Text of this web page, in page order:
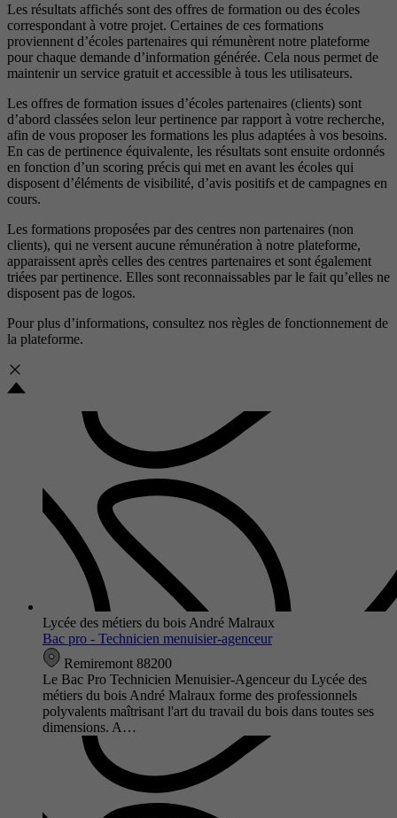
Les résultats affichés sont des offres de formation ou des écoles
correspondant à votre projet. Certaines de ces formations
proviennent d’écoles partenaires qui rémunèrent notre plateforme
pour chaque demande d’information générée. Cela nous permet de
maintenir un service gratuit et accessible à tous les utilisateurs.
Les offres de formation issues d’écoles partenaires (clients) sont
d’abord classées selon leur pertinence par rapport à votre recherche,
afin de vous proposer les formations les plus adaptées à vos besoins.
En cas de pertinence équivalente, les résultats sont ensuite ordonnés
en fonction d’un scoring précis qui met en avant les écoles qui
disposent d’éléments de visibilité, d’avis positifs et de campagnes en
cours.
Les formations proposées par des centres non partenaires (non
clients), qui ne versent aucune rémunération à notre plateforme,
apparaissent après celles des centres partenaires et sont également
triées par pertinence. Elles sont reconnaissables par le fait qu’elles ne
disposent pas de logos.
Pour plus d’informations, consultez nos règles de fonctionnement de
la plateforme.
Lycée des métiers du bois André Malraux
Bac pro - Technicien menuisier-agenceur
Remiremont 88200
Le Bac Pro Technicien Menuisier-Agenceur du Lycée des
métiers du bois André Malraux forme des professionnels
polyvalents maîtrisant l'art du travail du bois dans toutes ses
dimensions. A…